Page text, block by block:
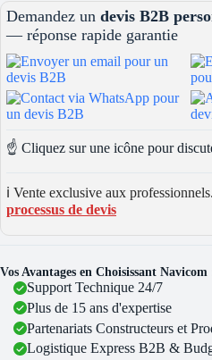
Demandez un devis B2B
— réponse rapide garantie
☝️ Cliquez sur une icône pour
ℹ️ Vente exclusive aux professionnels.
processus de devis
Vos Avantages en Choisissant Navicom
Support Technique 24/7
Plus de 15 ans d'expertise
Partenariats Constructeurs et
Logistique Express B2B &